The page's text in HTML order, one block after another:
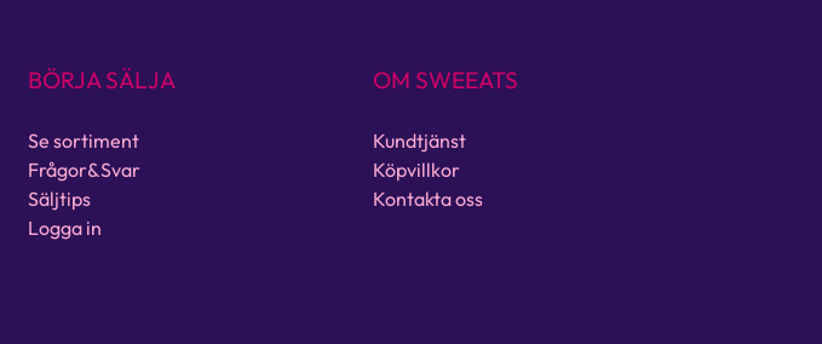
BÖRJA SÄLJA
Se sortiment
Frågor&Svar
Säljtips
Logga in
OM SWEEATS
Kundtjänst
Köpvillkor
Kontakta oss